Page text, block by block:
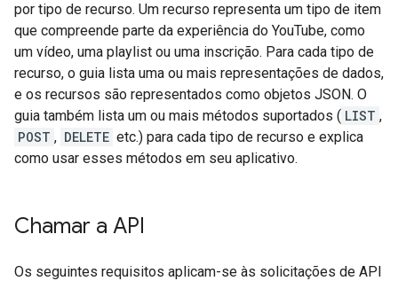
por tipo de recurso. Um recurso representa um tipo de item
que compreende parte da experiência do YouTube, como
um vídeo, uma playlist ou uma inscrição. Para cada tipo de
recurso, o guia lista uma ou mais representações de dados,
e os recursos são representados como objetos JSON. O
guia também lista um ou mais métodos suportados ( LIST ,
POST , DELETE etc.) para cada tipo de recurso e explica
como usar esses métodos em seu aplicativo.
Chamar a API
Os seguintes requisitos aplicam-se às solicitações de API